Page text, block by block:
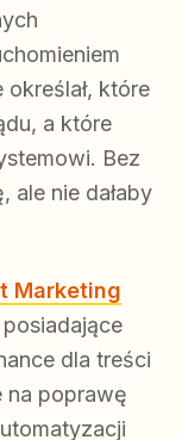
które
a które
Bez
ale nie dałaby
Marketing
dla treści
na poprawę